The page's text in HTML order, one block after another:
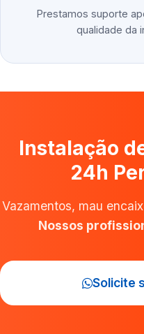
Prestamos suporte
qualidade da
Instalação
24h
Vazamentos, mau
Nossos
Solicite